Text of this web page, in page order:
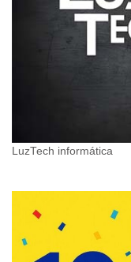
LuzTech informática